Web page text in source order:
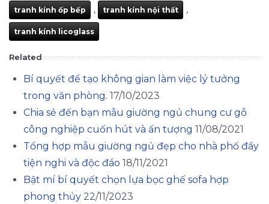
tranh kính ốp bếp , tranh kính nội thất ,
tranh kính licoglass
Related
Bí quyết để tạo không gian làm việc lý tưởng
trong văn phòng. 17/10/2023
Chia sẻ đến bạn mẫu giường ngủ chung cư gỗ
công nghiệp cuốn hút và ấn tượng 11/08/2021
Tổng hợp mẫu giường ngủ đẹp cho nhà phố đầy
tiện nghi và độc đáo 18/11/2021
Bật mí bí quyết chọn lựa bọc ghế sofa hợp
phong thủy 22/11/2023